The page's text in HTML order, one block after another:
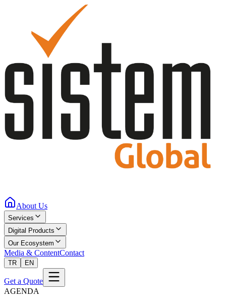
About Us
Services
Digital Products
Our Ecosystem
Media & ContentContact
TR EN
Get a Quote
AGENDA